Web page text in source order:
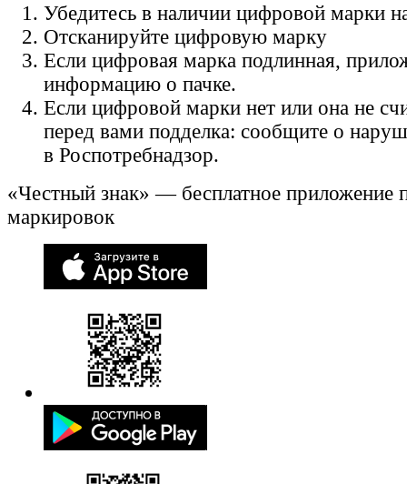
Убедитесь в наличии цифровой марки
Отсканируйте цифровую марку
Если цифровая марка подлинная,
информацию о пачке.
Если цифровой марки нет или она не
перед вами подделка: сообщите о
в Роспотребнадзор.
«Честный знак» — бесплатное приложение
маркировок